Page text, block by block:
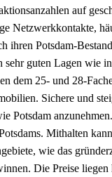
auf
Netzwerkkontakte,
ihren Potsdam-
guten Lagen wie
dem 25- und 28-
Sichere und
Potsdam
Mithalten
wie das
Die Preise